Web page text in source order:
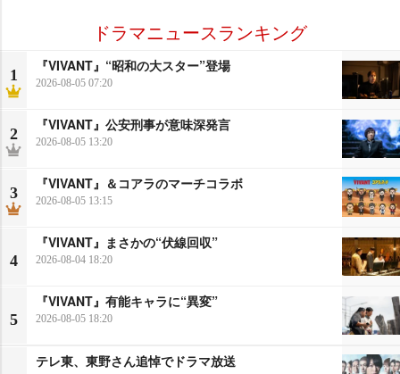
ドラマニュースランキング
1
『VIVANT』“昭和の大スター”登場
2026-08-05 07:20
2
『VIVANT』公安刑事が意味深発言
2026-08-05 13:20
3
『VIVANT』＆コアラのマーチコラボ
2026-08-05 13:15
4
『VIVANT』まさかの“伏線回収”
2026-08-04 18:20
5
『VIVANT』有能キャラに“異変”
2026-08-05 18:20
テレ東、東野さん追悼でドラマ放送